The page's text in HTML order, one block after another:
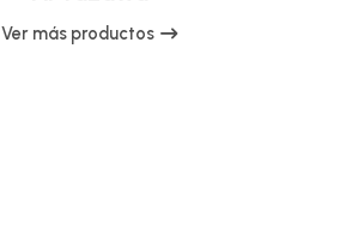
Ver más productos